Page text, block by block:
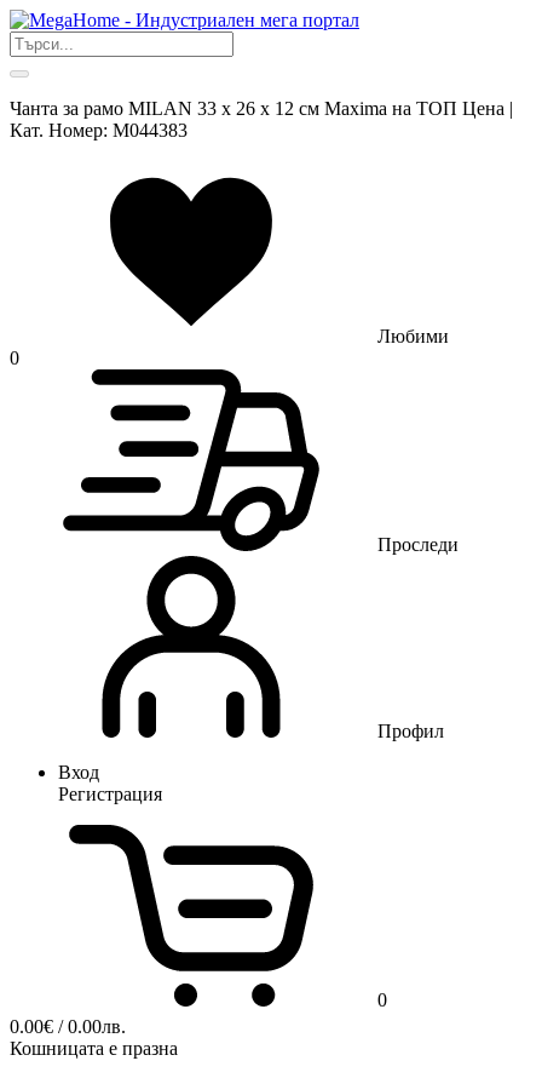
Чанта за рамо MILAN 33 х 26 х 12 см Maxima на ТОП Цена |
Кат. Номер: M044383
Любими
0
Проследи
Профил
Вход
Регистрация
0
0.00€ / 0.00лв.
Кошницата е празна